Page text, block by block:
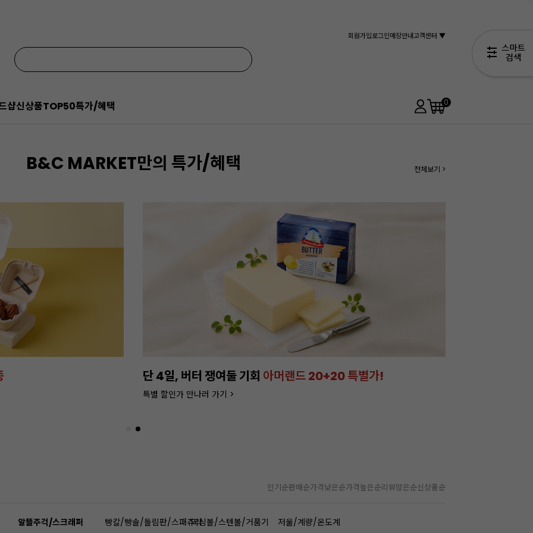
회원가입로그인매장안내고객센터 ▼
샵신상품TOP50특가/혜택 0
B&C MARKET만의 특가/혜택 전체보기 >
단 4일, 버터 쟁여둘 기회 아머랜드 20+20 특별가!
특별 할인가 만나러 가기 >
인기순판매순가격낮은순가격높은순리뷰많은순신상품순
알뜰주걱/스크래퍼 빵칼/빵솔/돌림판/스패츄라믹싱볼/스텐볼/거품기 저울/계량/온도계